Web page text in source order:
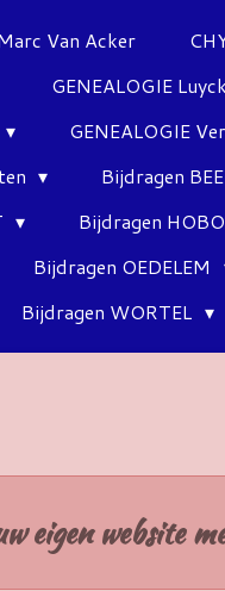
Van Acker
GENEALOGIE
GENEALOGIE
Bijdragen
Bijdragen
Bijdragen OEDELEM
Bijdragen WORTEL
eigen website